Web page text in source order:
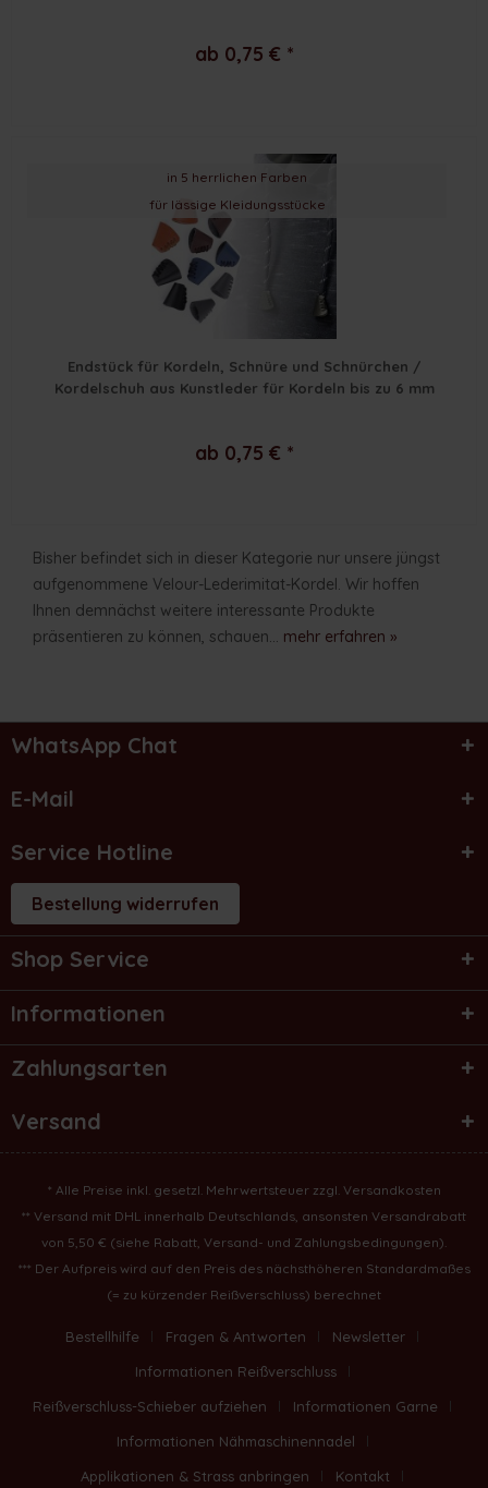
ab 0,75 € *
in 5 herrlichen Farben
für lässige Kleidungsstücke
Endstück für Kordeln, Schnüre und Schnürchen /
Kordelschuh aus Kunstleder für Kordeln bis zu 6 mm
ab 0,75 € *
Bisher befindet sich in dieser Kategorie nur unsere jüngst
aufgenommene Velour-Lederimitat-Kordel. Wir hoffen
Ihnen demnächst weitere interessante Produkte
präsentieren zu können, schauen... mehr erfahren »
WhatsApp Chat
E-Mail
Service Hotline
Bestellung widerrufen
Shop Service
Informationen
Zahlungsarten
Versand
* Alle Preise inkl. gesetzl. Mehrwertsteuer zzgl. Versandkosten
** Versand mit DHL innerhalb Deutschlands, ansonsten Versandrabatt
von 5,50 € (siehe Rabatt, Versand- und Zahlungsbedingungen).
*** Der Aufpreis wird auf den Preis des nächsthöheren Standardmaßes
(= zu kürzender Reißverschluss) berechnet
Bestellhilfe Fragen & Antworten
Newsletter
Informationen Reißverschluss
Reißverschluss-Schieber aufziehen
Informationen Garne
Informationen Nähmaschinennadel
Applikationen & Strass anbringen
Kontakt